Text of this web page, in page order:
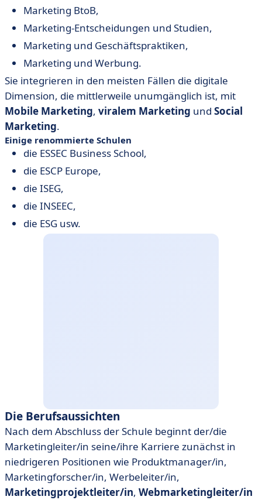
Marketing BtoB,
Marketing-Entscheidungen und Studien,
Marketing und Geschäftspraktiken,
Marketing und Werbung.
Sie integrieren in den meisten Fällen die digitale
Dimension, die mittlerweile unumgänglich ist, mit
Mobile Marketing, viralem Marketing und Social
Marketing.
Einige renommierte Schulen
die ESSEC Business School,
die ESCP Europe,
die ISEG,
die INSEEC,
die ESG usw.
Die Berufsaussichten
Nach dem Abschluss der Schule beginnt der/die
Marketingleiter/in seine/ihre Karriere zunächst in
niedrigeren Positionen wie Produktmanager/in,
Marketingforscher/in, Werbeleiter/in,
Marketingprojektleiter/in, Webmarketingleiter/in